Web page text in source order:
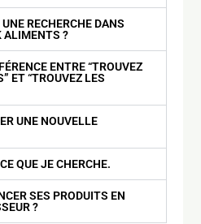
RECHERCHE DANS
ALIMENTS ?
ENTRE “TROUVEZ
ET “TROUVEZ LES
UNE NOUVELLE
QUE JE CHERCHE.
SES PRODUITS EN
?